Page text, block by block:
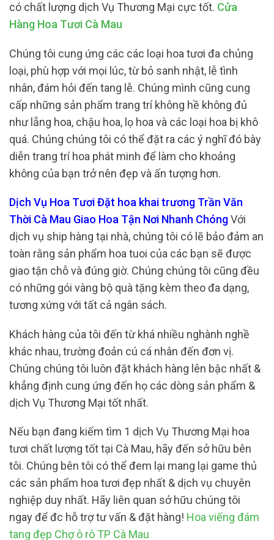
có chất lượng dịch Vụ Thương Mại cực tốt. Cửa
Hàng Hoa Tươi Cà Mau
Chúng tôi cung ứng các các loại hoa tươi đa chủng
loại, phù hợp với mọi lúc, từ bỏ sanh nhật, lễ tình
nhân, đám hỏi đến tang lễ. Chúng mình cũng cung
cấp những sản phẩm trang trí không hề không đủ
như lẵng hoa, chậu hoa, lọ hoa và các loại hoa bị khô
quá. Chúng chúng tôi có thể đặt ra các ý nghĩ đó bày
diễn trang trí hoa phát minh để làm cho khoảng
không của bạn trở nên đẹp và ấn tượng hơn.
Dịch Vụ Hoa Tươi Đặt hoa khai trương Trần Văn
Thời Cà Mau Giao Hoa Tận Nơi Nhanh ChóngVới
dịch vụ ship hàng tại nhà, chúng tôi có lẽ bảo đảm an
toàn rằng sản phẩm hoa tuoi của các bạn sẽ được
giao tận chỗ và đúng giờ. Chúng chúng tôi cũng đều
có những gói vàng bộ quà tặng kèm theo đa dạng,
tương xứng với tất cả ngân sách.
Khách hàng của tôi đến từ khá nhiều nghành nghề
khác nhau, trường đoản cú cá nhân đến đơn vị.
Chúng chúng tôi luôn đặt khách hàng lên bậc nhất &
khẳng định cung ứng đến họ các dòng sản phẩm &
dịch Vụ Thương Mại tốt nhất.
Nếu bạn đang kiếm tìm 1 dịch Vụ Thương Mại hoa
tươi chất lượng tốt tại Cà Mau, hãy đến sở hữu bên
tôi. Chúng bên tôi có thể đem lại mang lại game thủ
các sản phẩm hoa tươi đẹp nhất & dịch vụ chuyên
nghiệp duy nhất. Hãy liên quan sở hữu chúng tôi
ngay để đc hỗ trợ tư vấn & đặt hàng! Hoa viếng đám
tang đẹp Chợ ô rô TP Cà Mau